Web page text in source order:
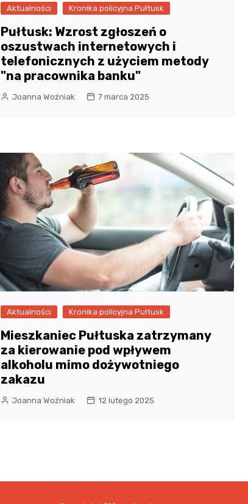
Aktualności Kronika policyjna Pułtusk
Pułtusk: Wzrost zgłoszeń o
oszustwach internetowych i
telefonicznych z użyciem metody
"na pracownika banku"
Joanna Woźniak 7 marca 2025
Aktualności Kronika policyjna Pułtusk
Mieszkaniec Pułtuska zatrzymany
za kierowanie pod wpływem
alkoholu mimo dożywotniego
zakazu
Joanna Woźniak 12 lutego 2025